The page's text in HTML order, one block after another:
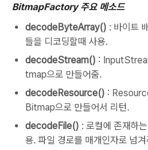
BitmapFactory 주요 메소드
decodeByteArray() : 바이트
들을 디코딩할때 사용.
decodeStream() :
tmap으로 만들어줌.
decodeResource() :
Bitmap으로 만들
decodeFile() : 로컬에 존재하
용. 파일 경로를 매개인자로 넘